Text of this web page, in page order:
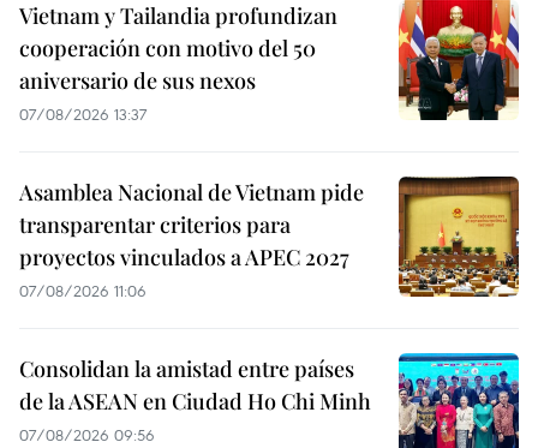
Vietnam y Tailandia profundizan
cooperación con motivo del 50
aniversario de sus nexos
07/08/2026 13:37
Asamblea Nacional de Vietnam pide
transparentar criterios para
proyectos vinculados a APEC 2027
07/08/2026 11:06
Consolidan la amistad entre países
de la ASEAN en Ciudad Ho Chi Minh
07/08/2026 09:56